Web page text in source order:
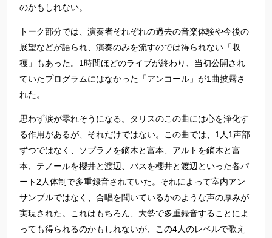
のかもしれない。
トーク部分では、演奏者それぞれの過去の音楽体験や今後の
展望などが語られ、演奏のみを流すのでは得られない「収
穫」もあった。1時間ほどのライブが終わり、当初公開され
ていたプログラムにはなかった「アンコール」が1曲披露さ
れた。
思わず涙が零れそうになる。タリスのこの曲には心を浄化す
る作用があるが、それだけではない。この曲では、1人1声部
ずつではなく、ソプラノを鏑木と富本、アルトを鏑木と富
本、テノールを櫻井と渡辺、バスを櫻井と渡辺といった各パ
ート2人体制で多重録音されていた。それによって室内アン
サンブルではなく、合唱を聞いているかのような声の厚みが
実現された。これはもちろん、大勢で多重録音することによ
っても得られるのかもしれないが、この4人のレベルで歌え